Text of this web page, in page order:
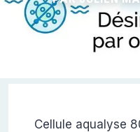
Cellule aqualyse